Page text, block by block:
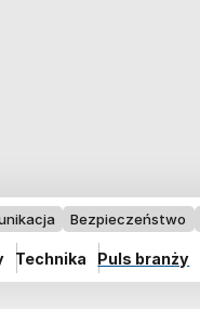
Bezpieczeństwo
Technika Puls branży